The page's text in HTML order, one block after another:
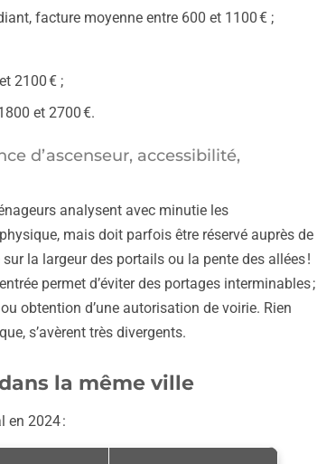
facture moyenne entre 600 et 1100 € ;
2100 € ;
et 2700 €.
d’ascenseur, accessibilité,
analysent avec minutie les
mais doit parfois être réservé auprès de
la largeur des portails ou la pente des allées !
permet d’éviter des portages interminables ;
obtention d’une autorisation de voirie. Rien
s’avèrent très divergents.
la même ville
en 2024 :